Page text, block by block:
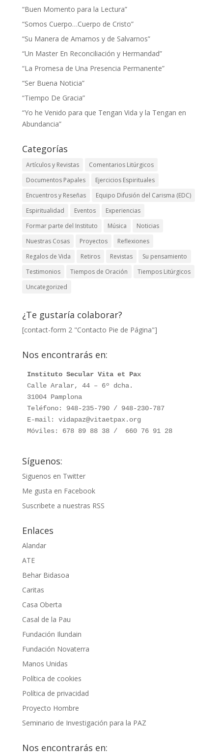
“Buen Momento para la Lectura”
“Somos Cuerpo…Cuerpo de Cristo”
“Su Manera de Amarnos y de Salvarnos”
“Un Master En Reconciliación y Hermandad”
“La Promesa de Una Presencia Permanente”
“Ser Buena Noticia”
“Tiempo De Gracia”
“Yo he Venido para que Tengan Vida y la Tengan en
Abundancia”
Categorías
Artículos y Revistas
Comentarios Litúrgicos
Documentos Papales
Ejercicios Espirituales
Encuentros y Reseñas
Equipo Difusión del Carisma (EDC)
Espiritualidad
Eventos
Experiencias
Formar parte del Instituto
Música
Noticias
Nuestras Cosas
Proyectos
Reflexiones
Regalos de Vida
Retiros Revistas
Su pensamiento
Testimonios
Tiempos de Oración
Tiempos Litúrgicos
Uncategorized
¿Te gustaría colaborar?
[contact-form 2 "Contacto Pie de Página"]
Nos encontrarás en:
Instituto Secular Vita et Pax
Calle Aralar, 44 – 6º dcha.
31004 Pamplona
Teléfono: 948-235-790 / 948-230-787
E-mail: vidapaz@vitaetpax.org
Móviles: 678 89 88 38 /  660 76 91 28
Síguenos:
Siguenos en Twitter
Me gusta en Facebook
Suscribete a nuestras RSS
Enlaces
Alandar
ATE
Behar Bidasoa
Caritas
Casa Oberta
Casal de la Pau
Fundación Ilundain
Fundación Novaterra
Manos Unidas
Política de cookies
Política de privacidad
Proyecto Hombre
Seminario de Investigación para la PAZ
Nos encontrarás en: